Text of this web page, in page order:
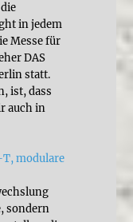
in jedem
Messe für
DAS
statt.
ist, dass
auch in
modulare
sondern